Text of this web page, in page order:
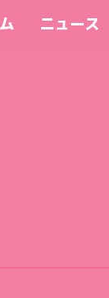
ニュース